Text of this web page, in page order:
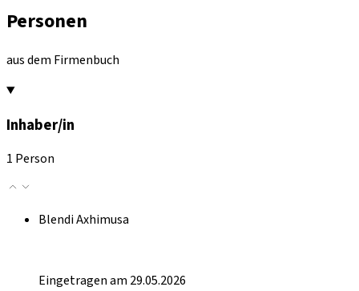
Personen
aus dem Firmenbuch
Inhaber/in
1 Person
Blendi Axhimusa
Eingetragen am 29.05.2026